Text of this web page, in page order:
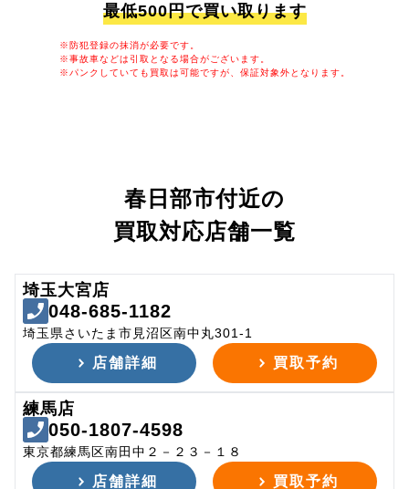
最低500円で買い取ります
※防犯登録の抹消が必要です。
※事故車などは引取となる場合がございます。
※パンクしていても買取は可能ですが、保証対象外となります。
春日部市付近の
買取対応店舗一覧
埼玉大宮店
048-685-1182
埼玉県さいたま市見沼区南中丸301-1
店舗詳細 買取予約
練馬店
050-1807-4598
東京都練馬区南田中２－２３－１８
店舗詳細 買取予約